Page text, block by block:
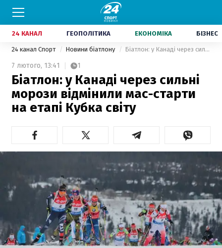
24 КАНАЛ ГЕОПОЛІТИКА ЕКОНОМІКА БІЗНЕС
24 канал Спорт Новини біатлону Біатлон: у Канаді через сильні морози відмінили мас-старти на етапі Кубка світу
7 лютого, 13:41 1
Біатлон: у Канаді через сильні
морози відмінили мас-старти
на етапі Кубка світу